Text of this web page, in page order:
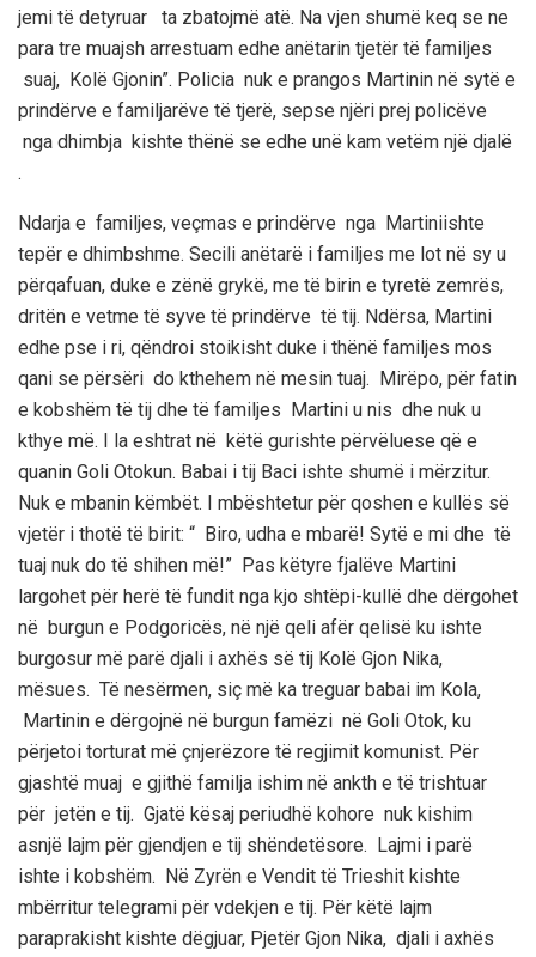
jemi të detyruar ta zbatojmë atë. Na vjen shumë keq se ne
para tre muajsh arrestuam edhe anëtarin tjetër të familjes
suaj, Kolë Gjonin”. Policia nuk e prangos Martinin në sytë e
prindërve e familjarëve të tjerë, sepse njëri prej policëve
nga dhimbja kishte thënë se edhe unë kam vetëm një djalë
.
Ndarja e familjes, veçmas e prindërve nga Martiniishte
tepër e dhimbshme. Secili anëtarë i familjes me lot në sy u
përqafuan, duke e zënë grykë, me të birin e tyretë zemrës,
dritën e vetme të syve të prindërve të tij. Ndërsa, Martini
edhe pse i ri, qëndroi stoikisht duke i thënë familjes mos
qani se përsëri do kthehem në mesin tuaj. Mirëpo, për fatin
e kobshëm të tij dhe të familjes Martini u nis dhe nuk u
kthye më. I la eshtrat në këtë gurishte përvëluese që e
quanin Goli Otokun. Babai i tij Baci ishte shumë i mërzitur.
Nuk e mbanin këmbët. I mbështetur për qoshen e kullës së
vjetër i thotë të birit: “ Biro, udha e mbarë! Sytë e mi dhe të
tuaj nuk do të shihen më!” Pas këtyre fjalëve Martini
largohet për herë të fundit nga kjo shtëpi-kullë dhe dërgohet
në burgun e Podgoricës, në një qeli afër qelisë ku ishte
burgosur më parë djali i axhës së tij Kolë Gjon Nika,
mësues. Të nesërmen, siç më ka treguar babai im Kola,
Martinin e dërgojnë në burgun famëzi në Go li Otok, ku
përjetoi torturat më çnjerëzore të regjimit komunist. Për
gjashtë muaj e gjithë familja ishim në ankth e të trishtuar
për jetën e tij. Gjatë kësaj periudhë kohore nuk kishim
asnjë lajm për gjendjen e tij shëndetësore. Lajmi i parë
ishte i kobshëm. Në Zyrën e Vendit të Trieshit kishte
mbërritur telegrami për vdekjen e tij. Për këtë lajm
paraprakisht kishte dëgjuar, Pjetër Gjon Nika, djali i axhës